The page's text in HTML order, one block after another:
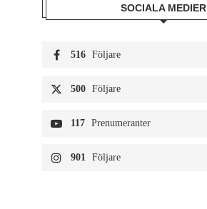
SOCIALA MEDIER
516 Följare
500 Följare
117 Prenumeranter
901 Följare